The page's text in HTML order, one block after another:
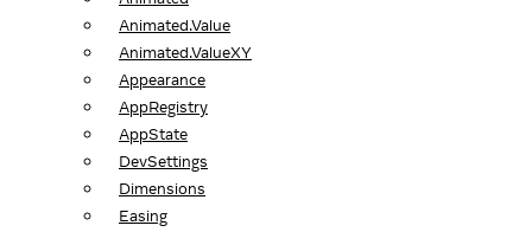
Animated.Value
Animated.ValueXY
Appearance
AppRegistry
AppState
DevSettings
Dimensions
Easing